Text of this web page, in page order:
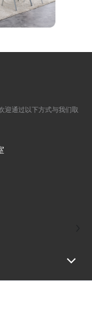
迎通过以下方式与我们取